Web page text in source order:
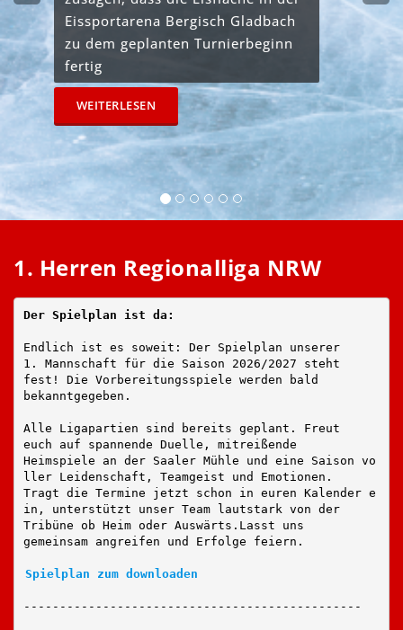
Eissportarena Bergisch Gladbach
zu dem geplanten Turnierbeginn
fertig
WEITERLESEN
1. Herren Regionalliga NRW
Der Spielplan ist da:
Endlich ist es soweit: Der Spielplan unserer
1. Mannschaft für die Saison 2026/2027 steht
fest! Die Vorbereitungsspiele werden bald
bekanntgegeben.
Alle Ligapartien sind bereits geplant. Freut
euch auf spannende Duelle, mitreißende
Heimspiele an der Saaler Mühle und eine Saison vo
ller Leidenschaft, Teamgeist und Emotionen.
Tragt die Termine jetzt schon in euren Kalender e
in, unterstützt unser Team lautstark von der
Tribüne ob Heim oder Auswärts.Lasst uns
gemeinsam angreifen und Erfolge feiern.
Spielplan zum downloaden
-----------------------------------------------